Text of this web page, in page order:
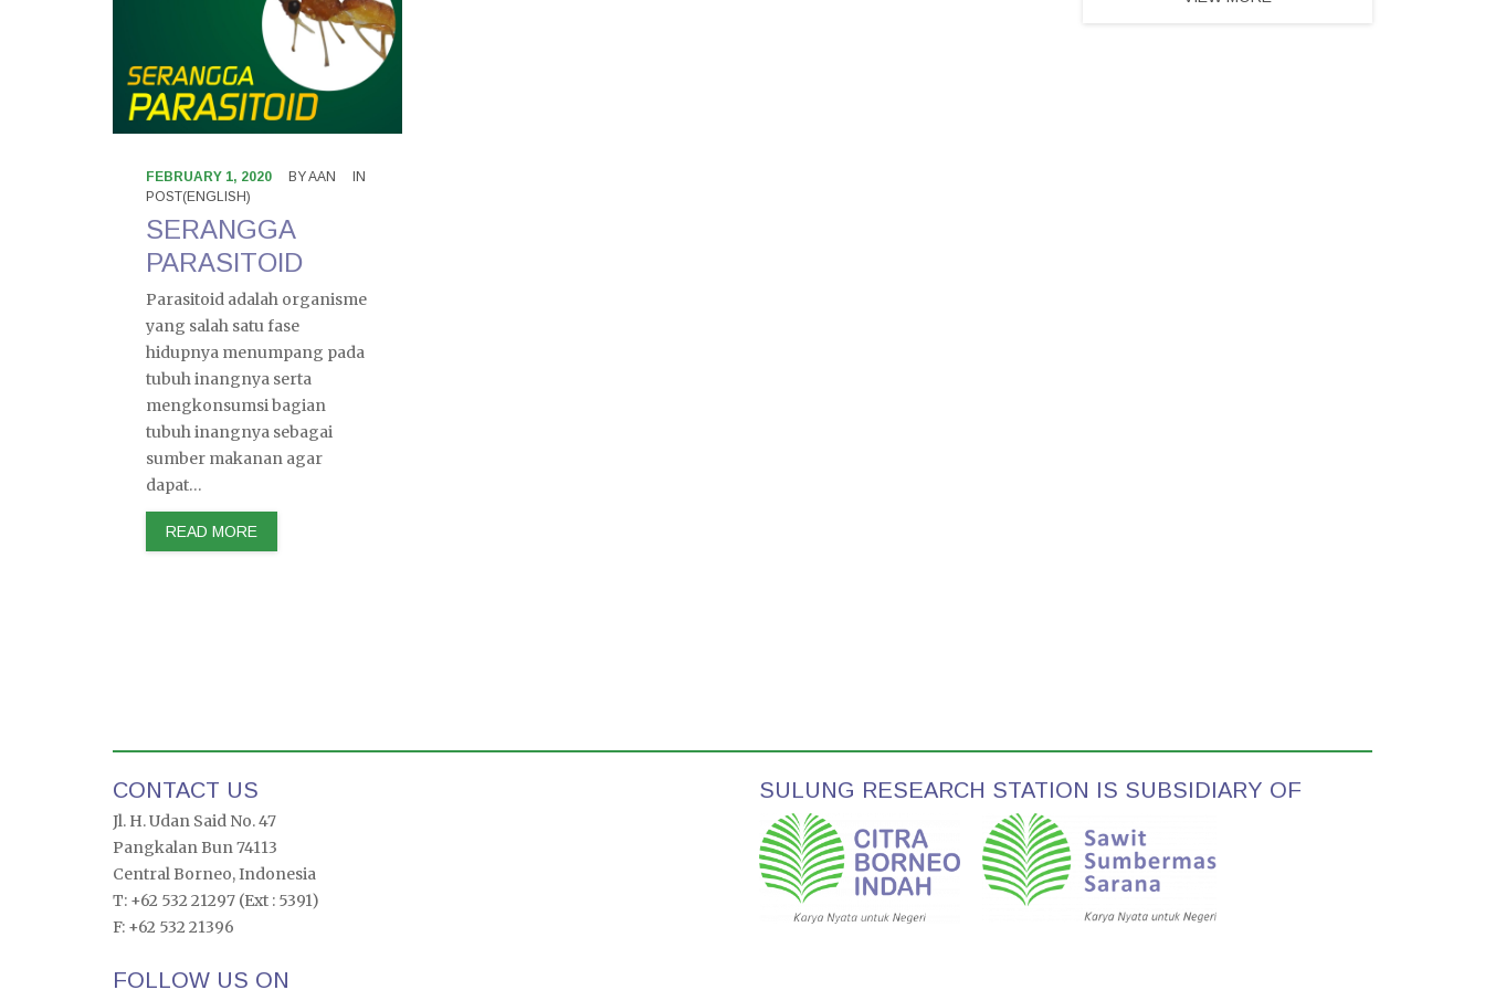
FEBRUARY 1, 2020 BYAAN
IN
POST(ENGLISH)
SERANGGA
PARASITOID
Parasitoid adalah organisme
yang salah satu fase
hidupnya menumpang pada
tubuh inangnya serta
mengkonsumsi bagian
tubuh inangnya sebagai
sumber makanan agar
dapat…
READ MORE
CONTACT US
Jl. H. Udan Said No. 47
Pangkalan Bun 74113
Central Borneo, Indonesia
T: +62 532 21297 (Ext : 5391)
F: +62 532 21396
FOLLOW US ON
SULUNG RESEARCH STATION IS SUBSIDIARY OF